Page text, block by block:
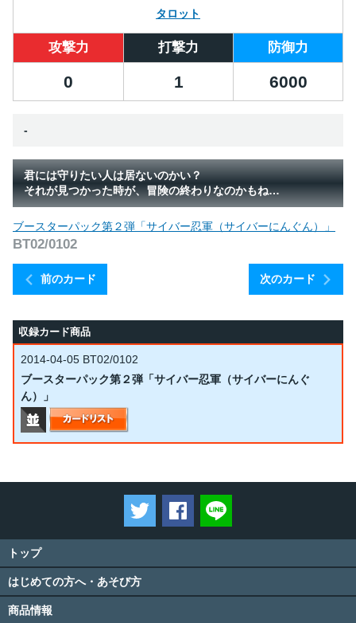
タロット
攻撃力 打撃力 防御力
0 1 6000
-
君には守りたい人は居ないのかい？
それが見つかった時が、冒険の終わりなのかもね…
前のカード
ブースターパック第２弾「サイバー忍軍（サイバーにんぐん）」
BT02/0102
次のカード
収録カード商品
2014-04-05 BT02/0102
ブースターパック第２弾「サイバー忍軍（サイバーにんぐ
ん）」
ツイートするFacebookでシェアする
トップ
はじめての方へ・あそび方
商品情報